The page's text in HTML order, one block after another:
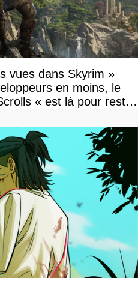
vues dans Skyrim »
en moins, le
« est là pour rester